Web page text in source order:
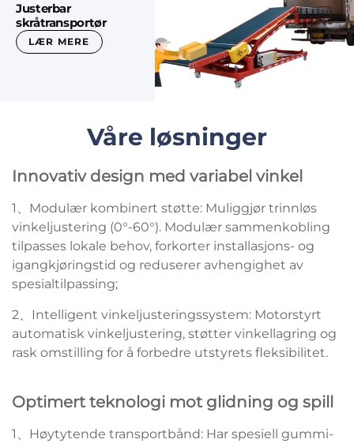
Justerbar
skråtransportør
LÆR MERE
Våre løsninger
Innovativ design med variabel vinkel
1、Modulær kombinert støtte: Muliggjør trinnløs
vinkeljustering (0°-60°). Modulær sammenkobling
tilpasses lokale behov, forkorter installasjons- og
igangkjøringstid og reduserer avhengighet av
spesialtilpassing;
2、Intelligent vinkeljusteringssystem: Motorstyrt
automatisk vinkeljustering, støtter vinkellagring og
rask omstilling for å forbedre utstyrets fleksibilitet.
Optimert teknologi mot glidning og spill
1、Høytytende transportbånd: Har spesiell gummi-